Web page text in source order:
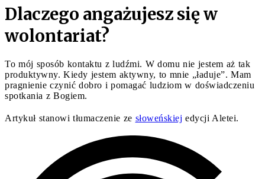
Dlaczego angażujesz się w
wolontariat?
To mój sposób kontaktu z ludźmi. W domu nie jestem aż tak
produktywny. Kiedy jestem aktywny, to mnie „ładuje”. Mam
pragnienie czynić dobro i pomagać ludziom w doświadczeniu
spotkania z Bogiem.
Artykuł stanowi tłumaczenie ze słoweńskiej edycji Aletei.